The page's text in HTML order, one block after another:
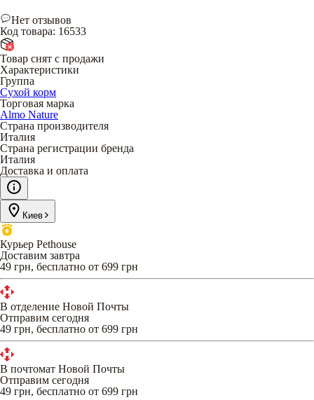
Нет отзывов
Код товара: 16533
Товар снят с продажи
Характеристики
Группа
Сухой корм
Торговая марка
Almo Nature
Страна производителя
Италия
Страна регистрации бренда
Италия
Доставка и оплата
Киев
Курьер Pethouse
Доставим завтра
49 грн, бесплатно от 699 грн
В отделение Новой Почты
Отправим сегодня
49 грн, бесплатно от 699 грн
В почтомат Новой Почты
Отправим сегодня
49 грн, бесплатно от 699 грн